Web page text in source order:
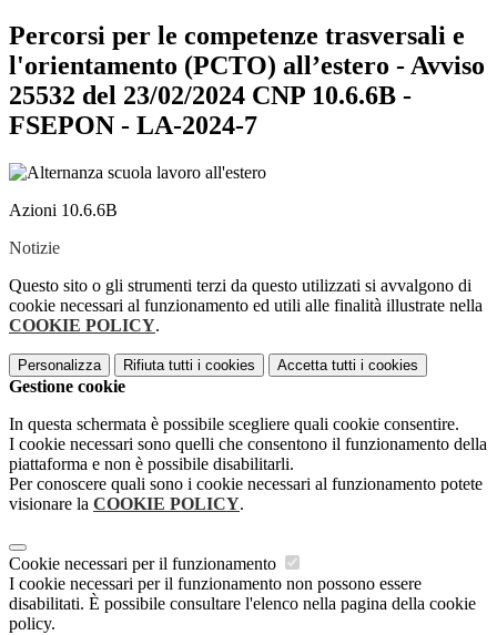
Percorsi per le competenze trasversali e
l'orientamento (PCTO) all’estero - Avviso
25532 del 23/02/2024 CNP 10.6.6B -
FSEPON - LA-2024-7
Azioni 10.6.6B
Notizie
Questo sito o gli strumenti terzi da questo utilizzati si avvalgono di
cookie necessari al funzionamento ed utili alle finalità illustrate nella
COOKIE POLICY.
Personalizza Rifiuta tutti i cookies Accetta tutti i cookies
Gestione cookie
In questa schermata è possibile scegliere quali cookie consentire.
I cookie necessari sono quelli che consentono il funzionamento della
piattaforma e non è possibile disabilitarli.
Per conoscere quali sono i cookie necessari al funzionamento potete
visionare la COOKIE POLICY.
Cookie necessari per il funzionamento
I cookie necessari per il funzionamento non possono essere
disabilitati. È possibile consultare l'elenco nella pagina della cookie
policy.